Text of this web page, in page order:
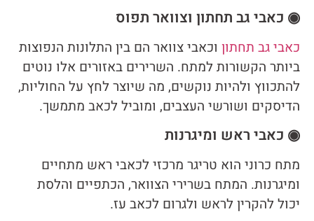
◉ כאבי גב תחתון וצוואר תפוס
כאבי גב תחתון וכאבי צוואר הם בין התלונות הנפוצות
ביותר הקשורות למתח. השרירים באזורים אלו נוטים
להתכווץ ולהיות נוקשים, מה שיוצר לחץ על החוליות,
הדיסקים ושורשי העצבים, ומוביל לכאב מתמשך.
◉ כאבי ראש ומיגרנות
מתח כרוני הוא טריגר מרכזי לכאבי ראש מתחיים
ומיגרנות. המתח בשרירי הצוואר, הכתפיים והלסת
יכול להקרין לראש ולגרום לכאב עז.